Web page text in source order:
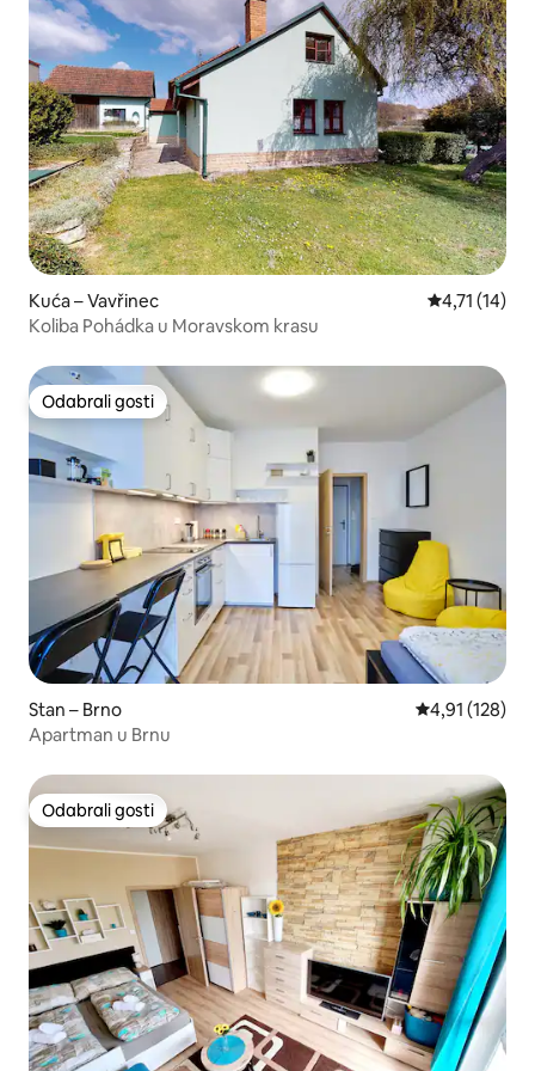
Kuća – Vavřinec Prosječna
4,71 (14)
Koliba Pohádka u Moravskom krasu
Odabrali gosti
Odabrali gosti
Stan – Brno Prosječna
4,91 (128)
Apartman u Brnu
Odabrali gosti
Odabrali gosti